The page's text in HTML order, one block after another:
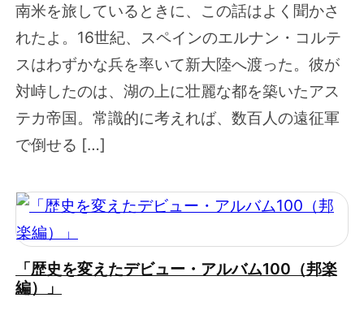
南米を旅しているときに、この話はよく聞かさ
れたよ。16世紀、スペインのエルナン・コルテ
スはわずかな兵を率いて新大陸へ渡った。彼が
対峙したのは、湖の上に壮麗な都を築いたアス
テカ帝国。常識的に考えれば、数百人の遠征軍
で倒せる […]
「歴史を変えたデビュー・アルバム100（邦楽
編）」